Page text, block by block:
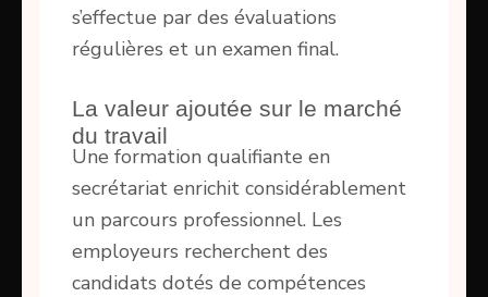
s’effectue par des évaluations
régulières et un examen final.
La valeur ajoutée sur le marché
du travail
Une formation qualifiante en
secrétariat enrichit considérablement
un parcours professionnel. Les
employeurs recherchent des
candidats dotés de compétences